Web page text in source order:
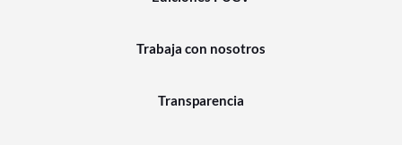
Trabaja con nosotros
Transparencia